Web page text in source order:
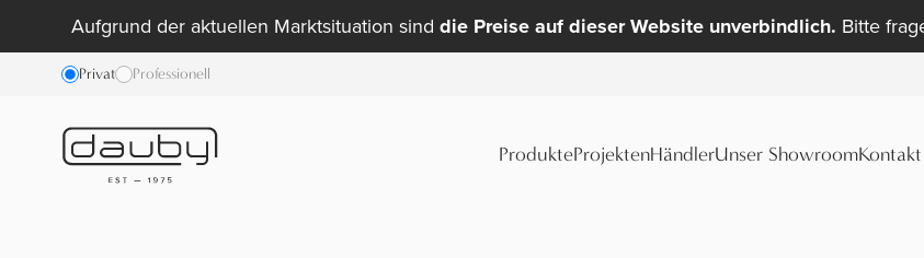
Aufgrund der aktuellen Marktsituation sind die Preise auf dieser Website unverbindlich. Bitte
Privat Professionell
ProdukteProjektenHändlerUnser ShowroomKontakt